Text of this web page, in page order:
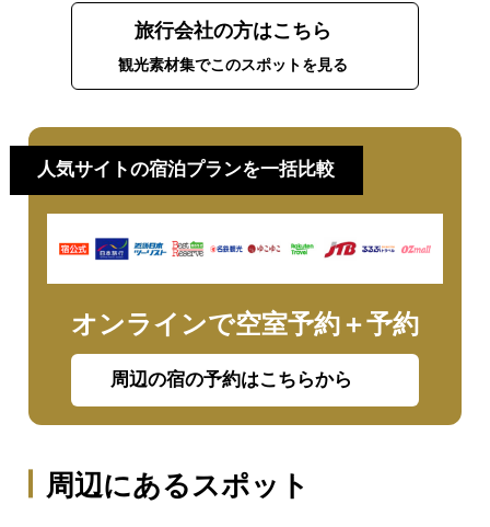
旅行会社の方はこちら
観光素材集でこのスポットを見る
人気サイトの宿泊プランを一括比較
オンラインで空室予約＋予約
周辺の宿の予約はこちらから
周辺にあるスポット